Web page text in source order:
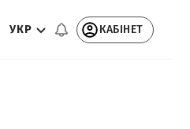
УКР КАБІНЕТ